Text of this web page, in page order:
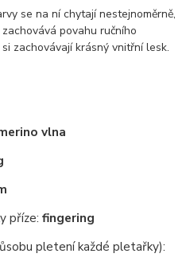
se na ní chytají nestejnoměrně,
povahu ručního
zachovávají krásný vnitřní lesk.
vlna
příze:fingering
pletení každé pletařky):